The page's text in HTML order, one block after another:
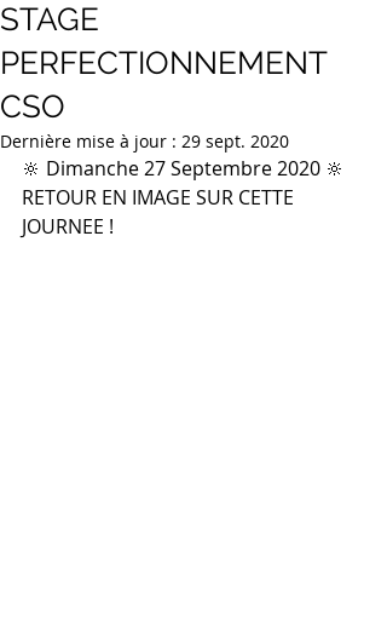
STAGE
PERFECTIONNEMENT
CSO
Dernière mise à jour : 29 sept. 2020
🔆 Dimanche 27 Septembre 2020 🔆
RETOUR EN IMAGE SUR CETTE
JOURNEE !